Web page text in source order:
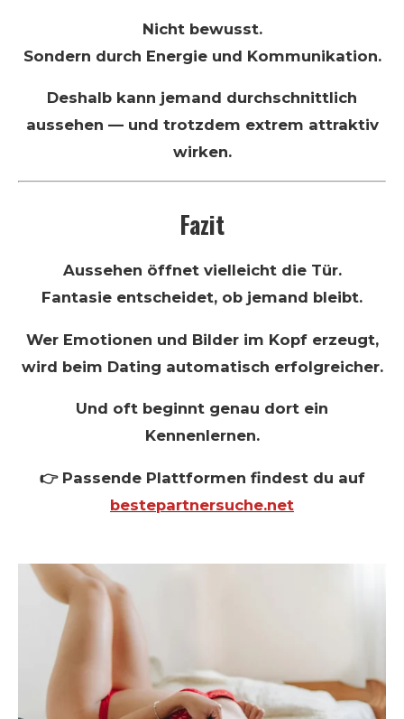
Nicht bewusst.
Sondern durch Energie und Kommunikation.
Deshalb kann jemand durchschnittlich
aussehen — und trotzdem extrem attraktiv
wirken.
Fazit
Aussehen öffnet vielleicht die Tür.
Fantasie entscheidet, ob jemand bleibt.
Wer Emotionen und Bilder im Kopf erzeugt,
wird beim Dating automatisch erfolgreicher.
Und oft beginnt genau dort ein
Kennenlernen.
👉 Passende Plattformen findest du auf
bestepartnersuche.net